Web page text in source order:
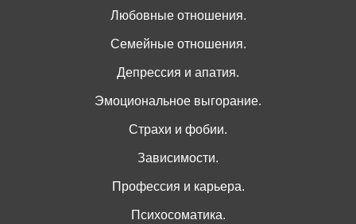
Любовные отношения.
Семейные отношения.
Депрессия и апатия.
Эмоциональное выгорание.
Страхи и фобии.
Зависимости.
Профессия и карьера.
Психосоматика.